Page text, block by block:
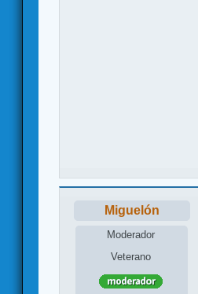
Miguelón
Moderador
Veterano